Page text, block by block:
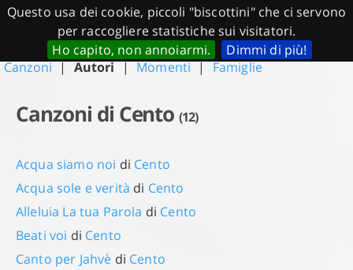
Questo usa dei cookie, piccoli "biscottini" che ci servono
per raccogliere statistiche sui visitatori.
Ho capito, non annoiarmi.
Dimmi di più!
CanzoniereOnline.it
Canzoni | Autori | Momenti | Famiglie
Canzoni di Cento(12)
Acqua siamo noi di Cento
Acqua sole e verità di Cento
Alleluia La tua Parola di Cento
Beati voi di Cento
Canto per Jahvè di Cento